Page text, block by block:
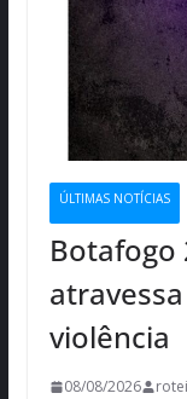
ÚLTIMAS NOTÍCIAS
Botafogo
violência
08/08/2026